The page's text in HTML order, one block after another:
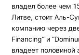
владел более чем
Литве, стоит Аль-
компанию через
Financing“ и
владеет